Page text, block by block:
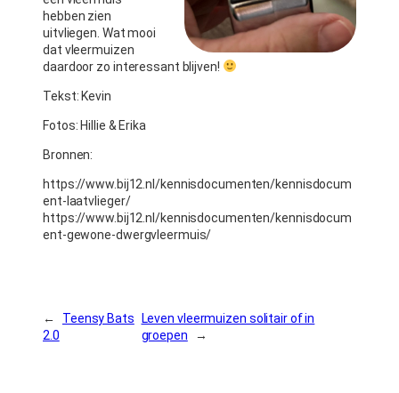
hebben zien
uitvliegen. Wat mooi
dat vleermuizen
daardoor zo interessant blijven!
Tekst: Kevin
Fotos: Hillie & Erika
Bronnen:
https://www.bij12.nl/kennisdocumenten/kennisdocum
ent-laatvlieger/
https://www.bij12.nl/kennisdocumenten/kennisdocum
ent-gewone-dwergvleermuis/
←
Teensy Bats
2.0
Leven vleermuizen solitair of in
groepen
→